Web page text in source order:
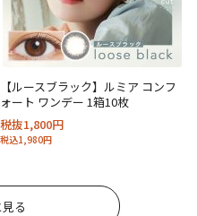
【ルースブラック】ルミア コンフ
ォート ワンデー 1箱10枚
税抜1,800円
税込1,980円
る